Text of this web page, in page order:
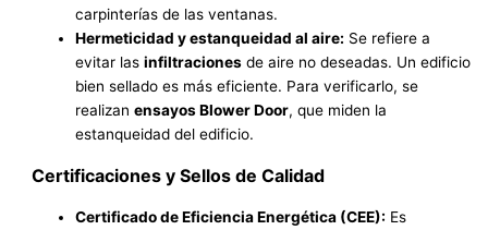
carpinterías de las ventanas.
Hermeticidad y estanqueidad al aire: Se refiere a
evitar lasinfiltraciones de aire no deseadas. Un edificio
bien sellado es más eficiente. Para verificarlo, se
realizanensayos Blower Door, que miden la
estanqueidad del edificio.
Certificaciones y Sellos de Calidad
Certificado de Eficiencia Energética (CEE): Es